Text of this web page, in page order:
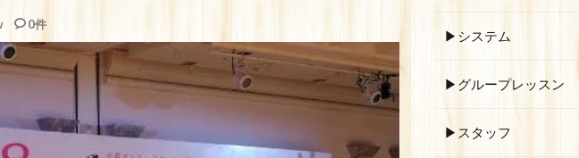
0件
▶システム
▶グループレッスン
▶スタッフ